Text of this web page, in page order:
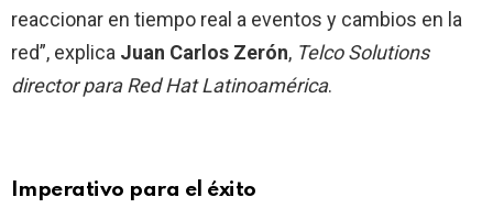
reaccionar en tiempo real a eventos y cambios en la
red”, explica Juan Carlos Zerón, Telco Solutions
director para Red Hat Latinoamérica.
Imperativo para el éxito